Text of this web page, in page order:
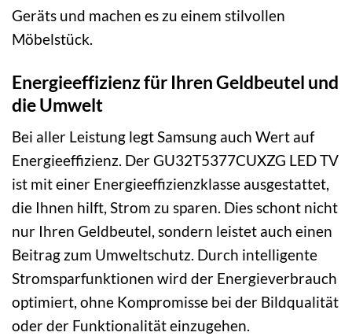
Geräts und machen es zu einem stilvollen
Möbelstück.
Energieeffizienz für Ihren Geldbeutel und
die Umwelt
Bei aller Leistung legt Samsung auch Wert auf
Energieeffizienz. Der GU32T5377CUXZG LED TV
ist mit einer Energieeffizienzklasse ausgestattet,
die Ihnen hilft, Strom zu sparen. Dies schont nicht
nur Ihren Geldbeutel, sondern leistet auch einen
Beitrag zum Umweltschutz. Durch intelligente
Stromsparfunktionen wird der Energieverbrauch
optimiert, ohne Kompromisse bei der Bildqualität
oder der Funktionalität einzugehen.